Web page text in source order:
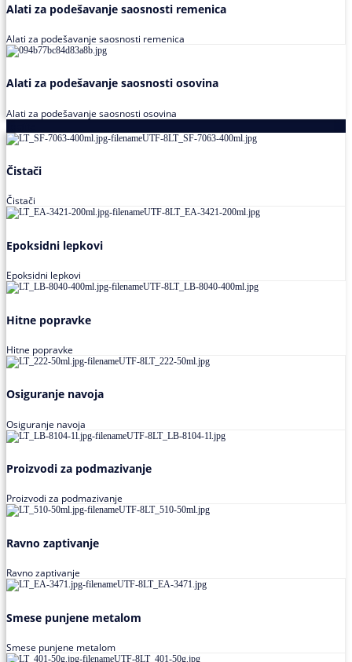
Alati za podešavanje saosnosti remenica
Alati za podešavanje saosnosti remenica
Alati za podešavanje saosnosti osovina
Alati za podešavanje saosnosti osovina
Čistači
Čistači
Epoksidni lepkovi
Epoksidni lepkovi
Hitne popravke
Hitne popravke
Osiguranje navoja
Osiguranje navoja
Proizvodi za podmazivanje
Proizvodi za podmazivanje
Ravno zaptivanje
Ravno zaptivanje
Smese punjene metalom
Smese punjene metalom